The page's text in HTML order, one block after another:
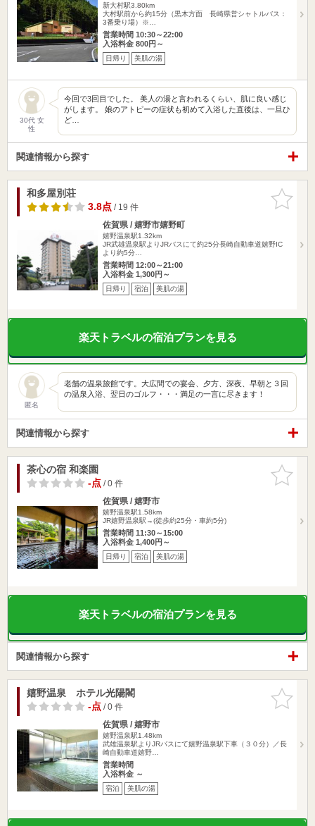
新大村駅3.80km
大村駅前から約15分（黒木方面 長崎県営シャトルバス：
3番乗り場）※…
営業時間 10:30～22:00
入浴料金 800円～
日帰り 美肌の湯
30代 女
性
今回で3回目でした。 美人の湯と言われるくらい、肌に良い感じ
がします。 娘のアトピーの症状も初めて入浴した直後は、一旦ひ
ど…
関連情報から探す
お気に入
りに追加
和多屋別荘
3.8点/ 19 件
佐賀県 / 嬉野市嬉野町
嬉野温泉駅1.32km
JR武雄温泉駅よりJRバスにて約25分長崎自動車道嬉野IC
より約5分…
営業時間 12:00～21:00
入浴料金 1,300円～
日帰り 宿泊 美肌の湯
楽天トラベルの宿泊プランを見る
匿名
老舗の温泉旅館です。大広間での宴会、夕方、深夜、早朝と３回
の温泉入浴、翌日のゴルフ・・・満足の一言に尽きます！
関連情報から探す
お気に入
りに追加
茶心の宿 和楽園
-点/ 0 件
佐賀県 / 嬉野市
嬉野温泉駅1.58km
JR嬉野温泉駅→(徒歩約25分・車約5分)
営業時間 11:30～15:00
入浴料金 1,400円～
日帰り 宿泊 美肌の湯
楽天トラベルの宿泊プランを見る
関連情報から探す
お気に入
りに追加
嬉野温泉 ホテル光陽閣
-点/ 0 件
佐賀県 / 嬉野市
嬉野温泉駅1.48km
武雄温泉駅よりJRバスにて嬉野温泉駅下車（３０分）／長
崎自動車道嬉野…
営業時間
入浴料金 ～
宿泊 美肌の湯